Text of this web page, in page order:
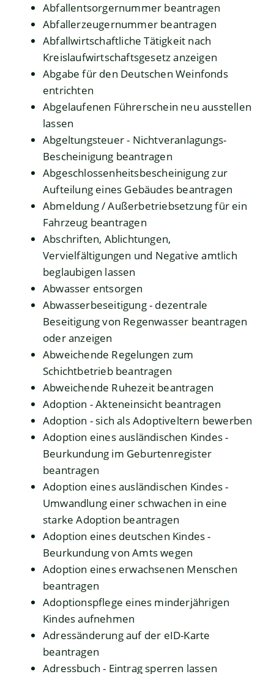
Abfallentsorgernummer beantragen
Abfallerzeugernummer beantragen
Abfallwirtschaftliche Tätigkeit nach
Kreislaufwirtschaftsgesetz anzeigen
Abgabe für den Deutschen Weinfonds
entrichten
Abgelaufenen Führerschein neu ausstellen
lassen
Abgeltungsteuer - Nichtveranlagungs-
Bescheinigung beantragen
Abgeschlossenheitsbescheinigung zur
Aufteilung eines Gebäudes beantragen
Abmeldung / Außerbetriebsetzung für ein
Fahrzeug beantragen
Abschriften, Ablichtungen,
Vervielfältigungen und Negative amtlich
beglaubigen lassen
Abwasser entsorgen
Abwasserbeseitigung - dezentrale
Beseitigung von Regenwasser beantragen
oder anzeigen
Abweichende Regelungen zum
Schichtbetrieb beantragen
Abweichende Ruhezeit beantragen
Adoption - Akteneinsicht beantragen
Adoption - sich als Adoptiveltern bewerben
Adoption eines ausländischen Kindes -
Beurkundung im Geburtenregister
beantragen
Adoption eines ausländischen Kindes -
Umwandlung einer schwachen in eine
starke Adoption beantragen
Adoption eines deutschen Kindes -
Beurkundung von Amts wegen
Adoption eines erwachsenen Menschen
beantragen
Adoptionspflege eines minderjährigen
Kindes aufnehmen
Adressänderung auf der eID-Karte
beantragen
Adressbuch - Eintrag sperren lassen